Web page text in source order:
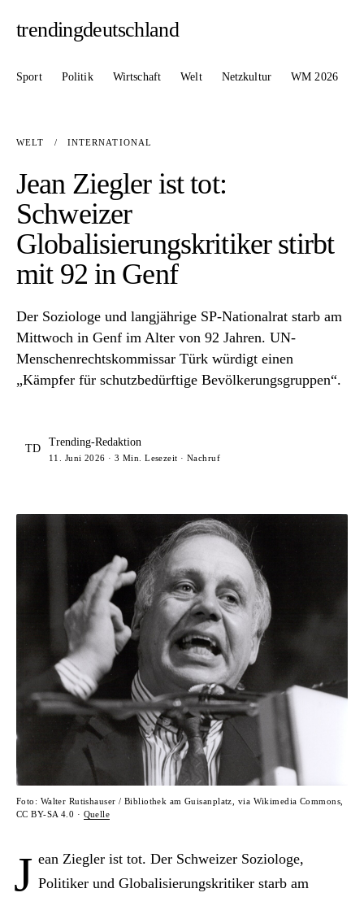
trendingdeutschland
Sport Politik Wirtschaft Welt Netzkultur WM 2026
WELT / INTERNATIONAL
Jean Ziegler ist tot:
Schweizer
Globalisierungskritiker stirbt
mit 92 in Genf
Der Soziologe und langjährige SP-Nationalrat starb am
Mittwoch in Genf im Alter von 92 Jahren. UN-
Menschenrechtskommissar Türk würdigt einen
„Kämpfer für schutzbedürftige Bevölkerungsgruppen“.
TD
Trending-Redaktion
11. Juni 2026 · 3 Min. Lesezeit · Nachruf
Foto: Walter Rutishauser / Bibliothek am Guisanplatz, via Wikimedia Commons,
CC BY-SA 4.0 · Quelle
J ean Ziegler ist tot. Der Schweizer Soziologe,
Politiker und Globalisierungskritiker starb am